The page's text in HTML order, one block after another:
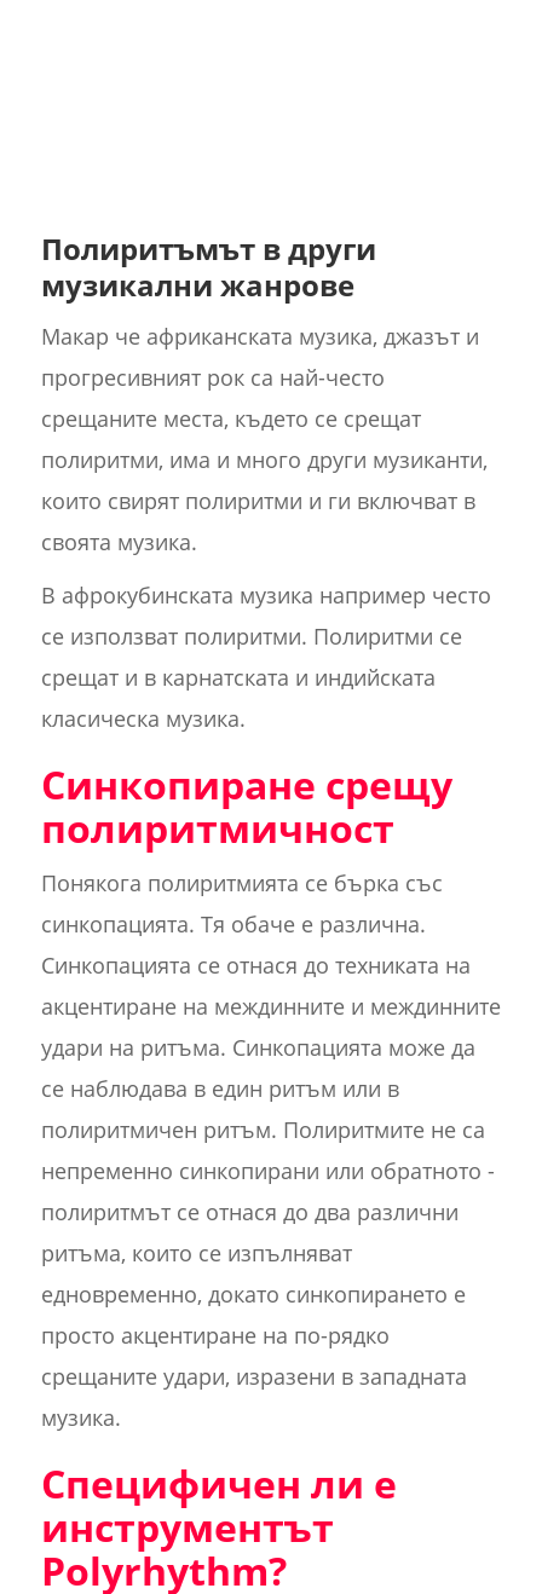
Полиритъмът в други
музикални жанрове
Макар че африканската музика, джазът и
прогресивният рок са най-често
срещаните места, където се срещат
полиритми, има и много други музиканти,
които свирят полиритми и ги включват в
своята музика.
В афрокубинската музика например често
се използват полиритми. Полиритми се
срещат и в карнатската и индийската
класическа музика.
Синкопиране срещу
полиритмичност
Понякога полиритмията се бърка със
синкопацията. Тя обаче е различна.
Синкопацията се отнася до техниката на
акцентиране на междинните и междинните
удари на ритъма. Синкопацията може да
се наблюдава в един ритъм или в
полиритмичен ритъм. Полиритмите не са
непременно синкопирани или обратното -
полиритмът се отнася до два различни
ритъма, които се изпълняват
едновременно, докато синкопирането е
просто акцентиране на по-рядко
срещаните удари, изразени в западната
музика.
Специфичен ли е
инструментът
Polyrhythm?